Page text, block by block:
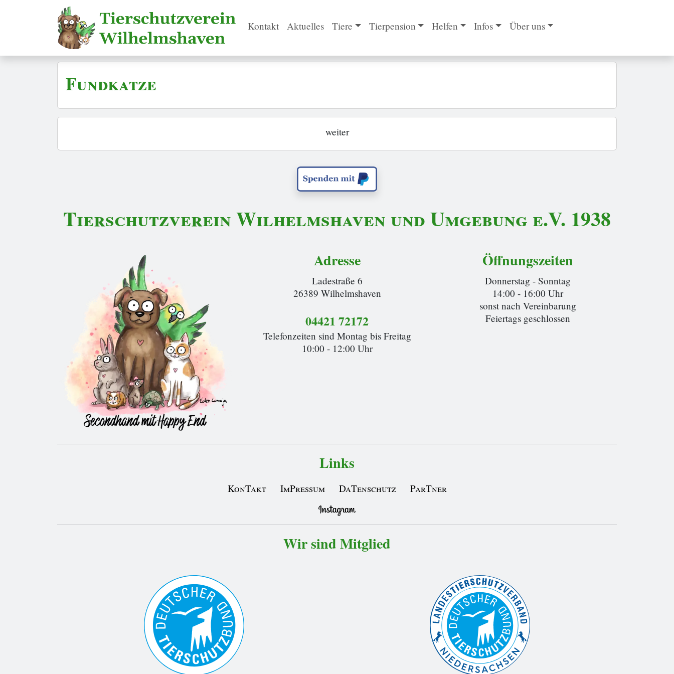
Kontakt Aktuelles Tiere Tierpension Helfen Infos Über uns
Fundkatze
weiter
Tierschutzverein Wilhelmshaven und Umgebung e.V. 1938
Adresse
Ladestraße 6
26389 Wilhelmshaven
04421 72172
Telefonzeiten sind Montag bis Freitag
10:00 - 12:00 Uhr
Öffnungszeiten
Donnerstag - Sonntag
14:00 - 16:00 Uhr
sonst nach Vereinbarung
Feiertags geschlossen
Links
KonTakt ImPressum DaTenschutz ParTner
Wir sind Mitglied